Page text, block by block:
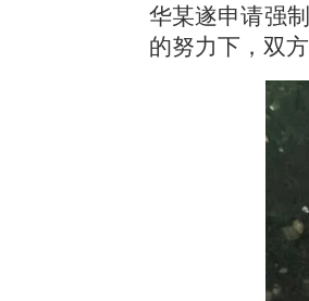
华某遂申请强
的努力下，双